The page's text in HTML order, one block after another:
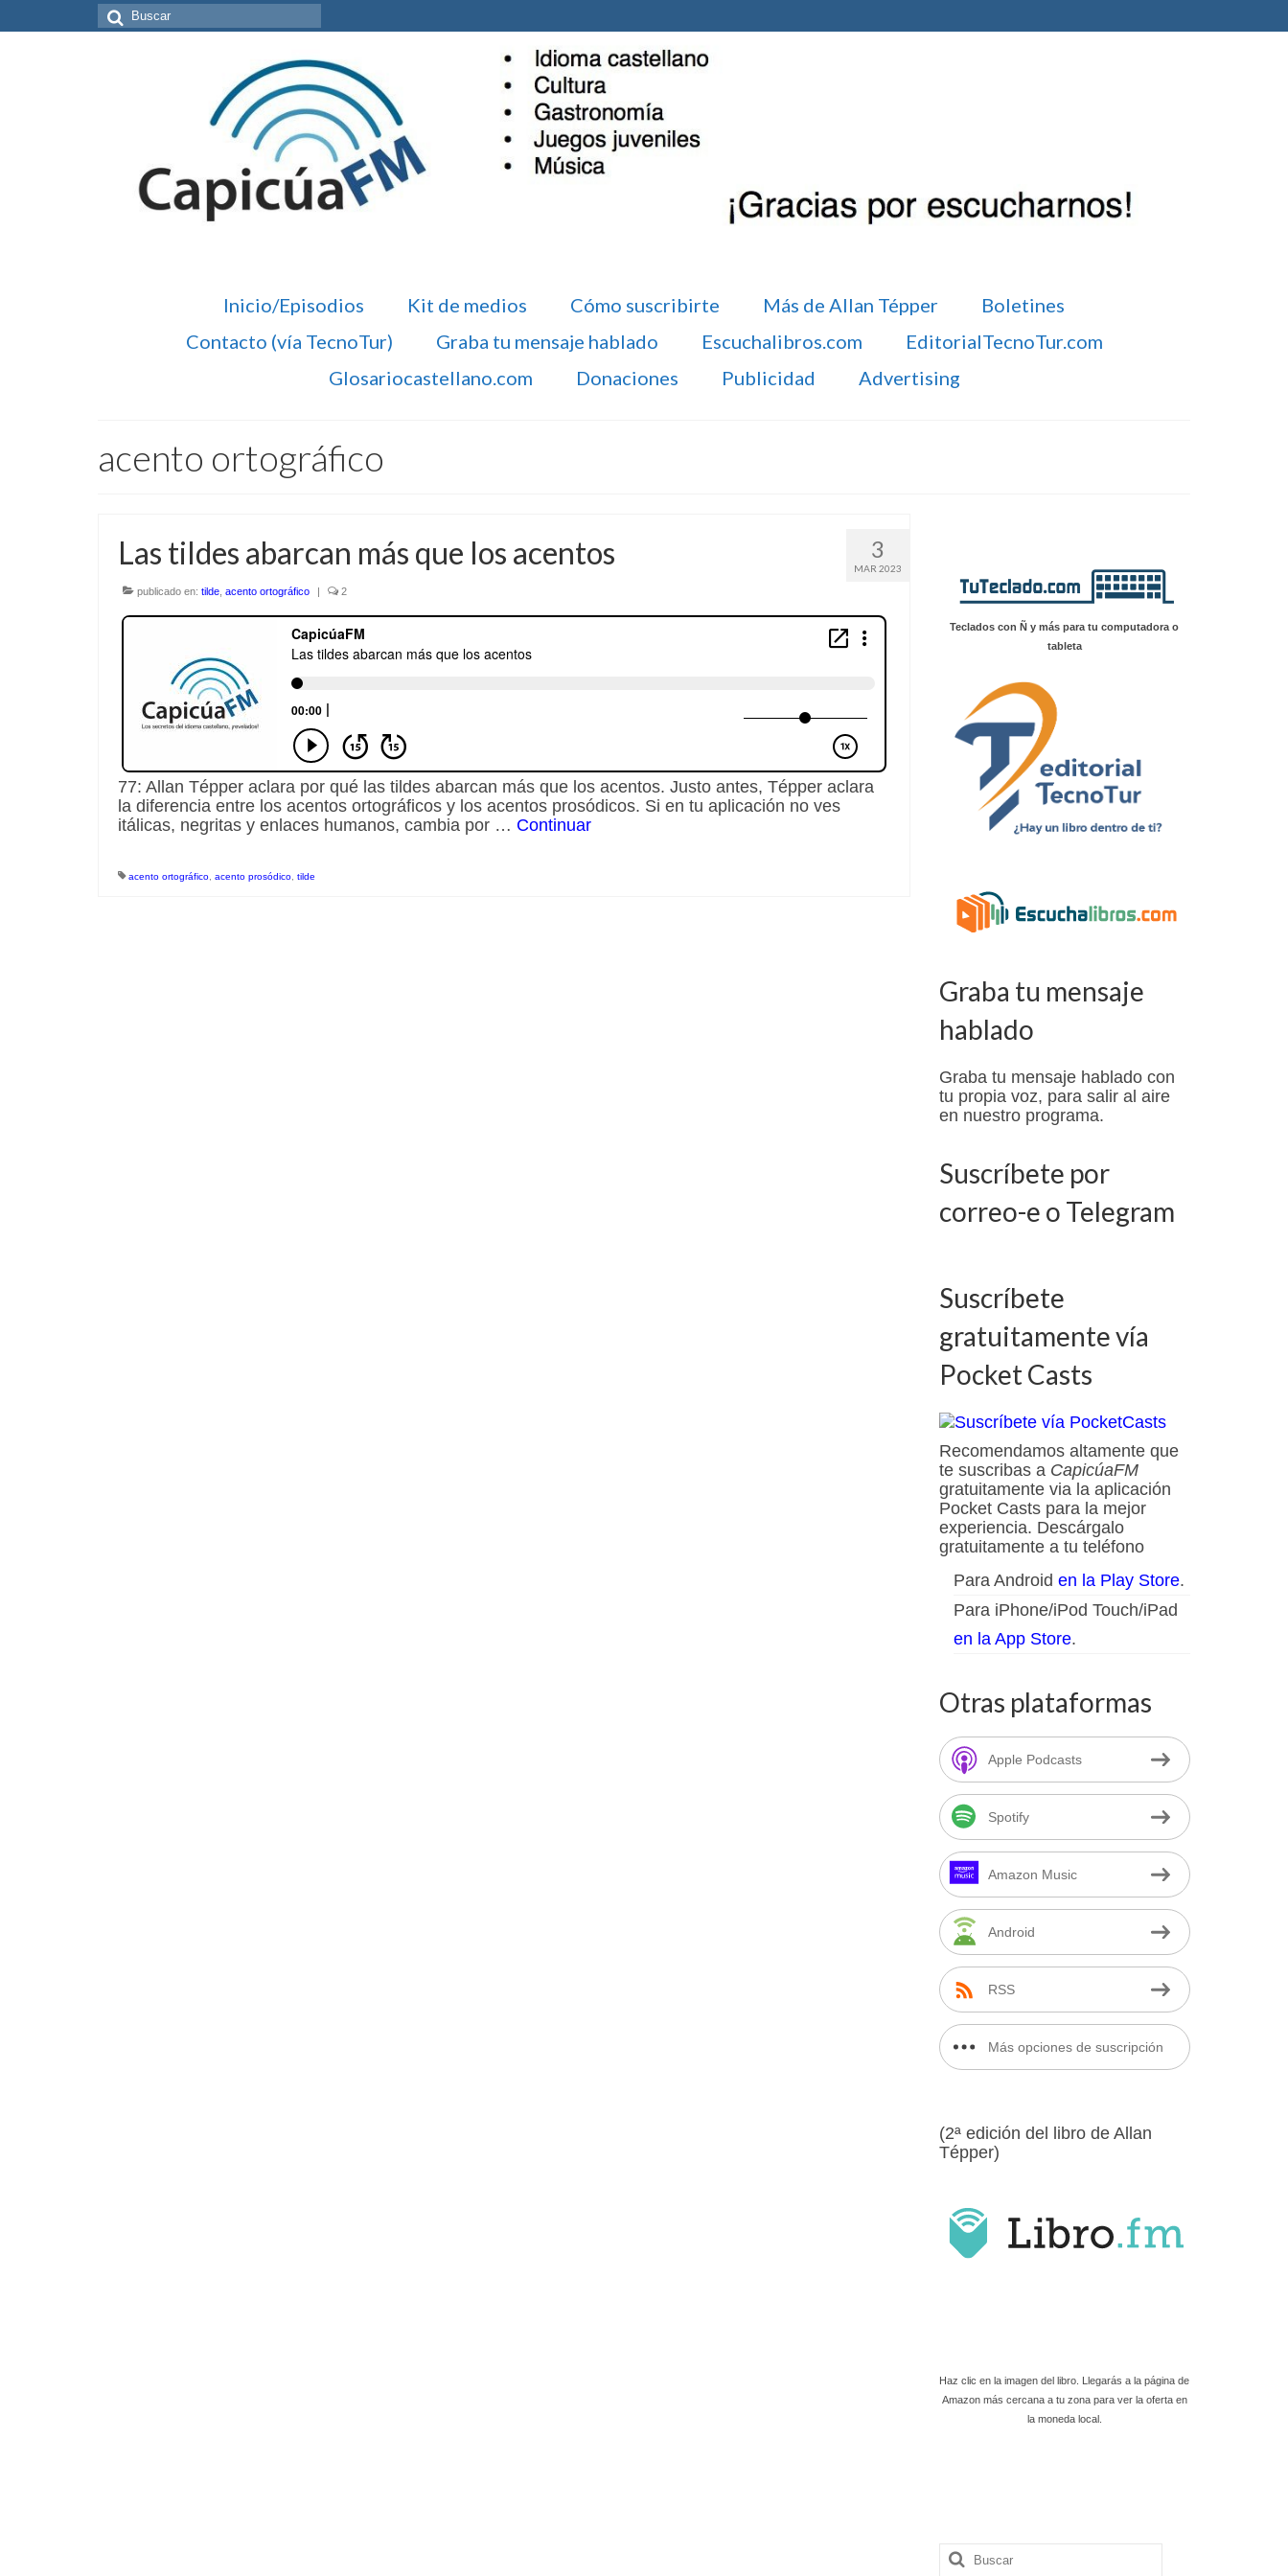
Buscar
por:
Inicio/Episodios Kit de medios Cómo suscribirte Más de Allan Tépper
Boletines
Contacto (vía TecnoTur)
Graba tu mensaje hablado Escuchalibros.com
EditorialTecnoTur.com
Glosariocastellano.com
Donaciones Publicidad Advertising
acento ortográfico
3
MAR 2023
Las tildes abarcan más que los acentos
publicado en: tilde acento ortográfico | 2
77: Allan Tépper aclara por qué las tildes abarcan más que los acentos. Justo antes, Tépper aclara
la diferencia entre los acentos ortográficos y los acentos prosódicos. Si en tu aplicación no ves
itálicas, negritas y enlaces humanos, cambia por … Continuar
acento ortográfico acento prosódico tilde
Teclados con Ñ y más para tu computadora o
tableta
Graba tu mensaje
hablado
Graba tu mensaje hablado con
tu propia voz, para salir al aire
en nuestro programa.
Suscríbete por
correo-e o Telegram
Suscríbete
gratuitamente vía
Pocket Casts
Recomendamos altamente que
te suscribas a CapicúaFM
gratuitamente via la aplicación
Pocket Casts para la mejor
experiencia. Descárgalo
gratuitamente a tu teléfono
Para Android en la Play Store.
Para iPhone/iPod Touch/iPad
en la App Store.
Otras plataformas
Apple Podcasts
Spotify
Amazon Music
Android
RSS
Más opciones de suscripción
(2ª edición del libro de Allan
Tépper)
Haz clic en la imagen del libro. Llegarás a la página de
Amazon más cercana a tu zona para ver la oferta en
la moneda local.
Buscar
por: